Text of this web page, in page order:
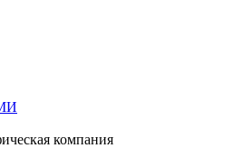
компания